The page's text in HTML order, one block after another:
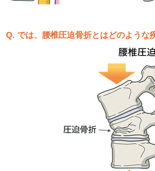
Q. では、腰椎圧迫骨折とはどのような